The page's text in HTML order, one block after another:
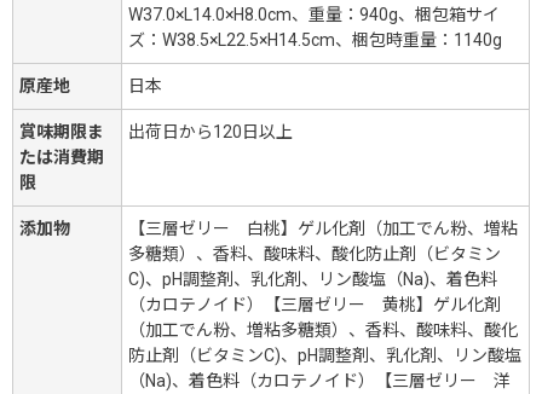
W37.0×L14.0×H8.0cm、重量：940g、梱包箱サイ
ズ：W38.5×L22.5×H14.5cm、梱包時重量：1140g
原産地 日本
賞味期限ま
たは消費期
限
出荷日から120日以上
添加物
【三層ゼリー 白桃】ゲル化剤（加工でん粉、増粘
多糖類）、香料、酸味料、酸化防止剤（ビタミン
C)、pH調整剤、乳化剤、リン酸塩（Na)、着色料
（カロテノイド）【三層ゼリー 黄桃】ゲル化剤
（加工でん粉、増粘多糖類）、香料、酸味料、酸化
防止剤（ビタミンC)、pH調整剤、乳化剤、リン酸塩
（Na)、着色料（カロテノイド）【三層ゼリー 洋